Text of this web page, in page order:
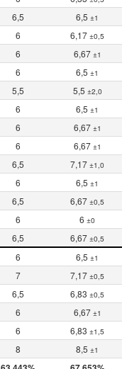
6,5 6,5 ±1
6 6,17 ±0,5
6 6,67 ±1
6 6,5 ±1
5,5 5,5 ±2,0
6 6,5 ±1
6 6,67 ±1
6 6,67 ±1
6,5 7,17 ±1,0
6 6,5 ±1
6,5 6,67 ±0,5
6 6 ±0
6,5 6,67 ±0,5
6 6,5 ±1
7 7,17 ±0,5
6,5 6,83 ±0,5
6 6,67 ±1
6 6,83 ±1,5
8 8,5 ±1